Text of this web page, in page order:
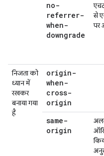
no-
referrer-
when-
downgrade
से
पर
निजता को
ध्यान में
रखकर
बनाया गया
है
origin-
when-
cross-
origin
same-
origin